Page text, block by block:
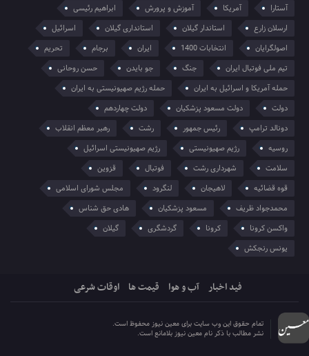
آستارا آمریکا آموزش و پرورش
ابراهیم رئیسی
ارسلان زارع
استاندار گیلان استانداری گیلان
اسرائیل
اصولگرایان
انتخابات 1400 ایران برجام
تحریم
تیم ملی فوتبال ایران
جنگ جو بایدن
حسن روحانی
حمله آمریکا و اسرائیل به ایران
حمله رژیم صهیونیستی به ایران
دولت
دولت مسعود پزشکیان
دولت چهاردهم
دونالد ترامپ
رئیس جمهور رشت
رهبر معظم انقلاب
روسیه
رژیم صهیونیستی
رژیم صهیونیستی اسرائیل
سلامت
شهرداری رشت فوتبال
قزوین
قوه قضائیه
لاهیجان لنگرود
مجلس شورای اسلامی
محمدجواد ظریف
مسعود پزشکیان
هادی حق شناس
واکسن کرونا
کرونا گردشگری
گیلان
یونس رنجکش
فید اخبار آب و هوا قیمت ها اوقات شرعی
تمام حقوق این وب سایت برای معین نیوز محفوظ است.
نشر مطالب با ذکر نام معین نیوز بلامانع است.